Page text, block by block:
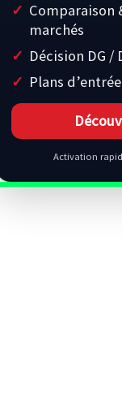
Comparaison
marchés
Décision DG /
Plans
Activation